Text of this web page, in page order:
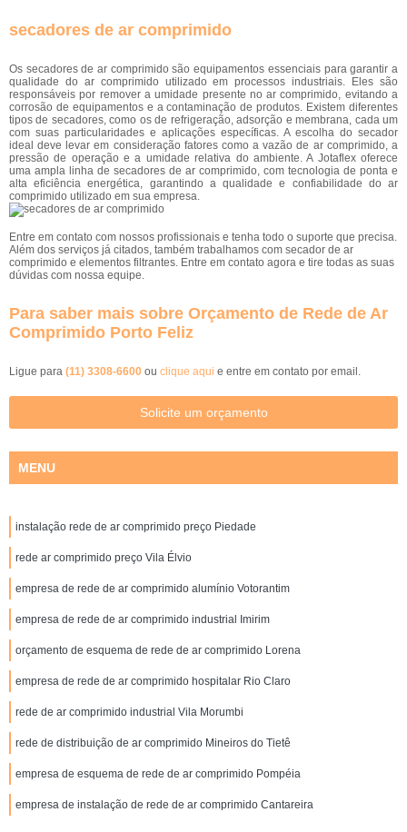
secadores de ar comprimido
Os secadores de ar comprimido são equipamentos essenciais para garantir a
qualidade do ar comprimido utilizado em processos industriais. Eles são
responsáveis por remover a umidade presente no ar comprimido, evitando a
corrosão de equipamentos e a contaminação de produtos. Existem diferentes
tipos de secadores, como os de refrigeração, adsorção e membrana, cada um
com suas particularidades e aplicações específicas. A escolha do secador
ideal deve levar em consideração fatores como a vazão de ar comprimido, a
pressão de operação e a umidade relativa do ambiente. A Jotaflex oferece
uma ampla linha de secadores de ar comprimido, com tecnologia de ponta e
alta eficiência energética, garantindo a qualidade e confiabilidade do ar
comprimido utilizado em sua empresa.
Entre em contato com nossos profissionais e tenha todo o suporte que precisa.
Além dos serviços já citados, também trabalhamos com secador de ar
comprimido e elementos filtrantes. Entre em contato agora e tire todas as suas
dúvidas com nossa equipe.
Para saber mais sobre Orçamento de Rede de Ar
Comprimido Porto Feliz
Ligue para (11) 3308-6600 ou clique aqui e entre em contato por email.
Solicite um orçamento
MENU
instalação rede de ar comprimido preço Piedade
rede ar comprimido preço Vila Élvio
empresa de rede de ar comprimido alumínio Votorantim
empresa de rede de ar comprimido industrial Imirim
orçamento de esquema de rede de ar comprimido Lorena
empresa de rede de ar comprimido hospitalar Rio Claro
rede de ar comprimido industrial Vila Morumbi
rede de distribuição de ar comprimido Mineiros do Tietê
empresa de esquema de rede de ar comprimido Pompéia
empresa de instalação de rede de ar comprimido Cantareira